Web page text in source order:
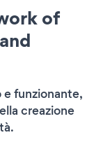
of
funzionante,
creazione